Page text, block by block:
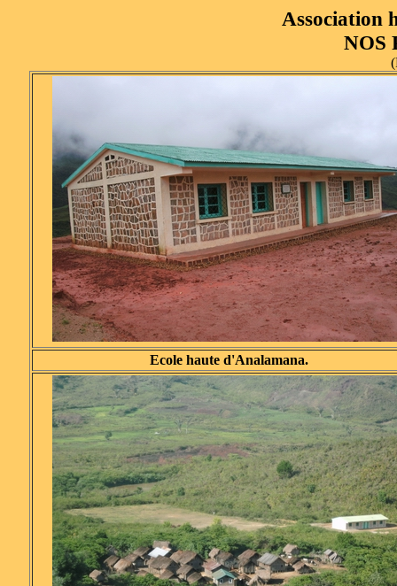
Association
NOS
Ecole haute d'Analamana.